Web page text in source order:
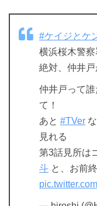
#ケイジとケ
横浜桜木警
絶対、仲井
仲井戸って誰
て！
あと #TVer
見れる
第3話見所は
斗 と、お前